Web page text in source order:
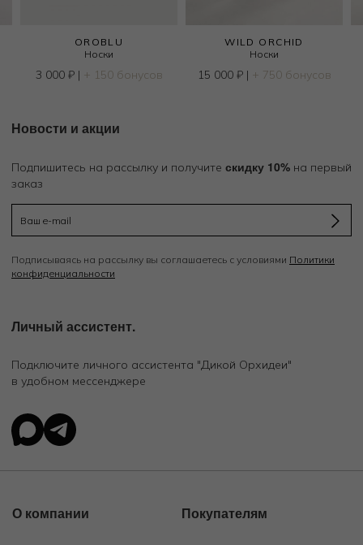
OROBLU
Носки
3 000 ₽| + 150 бонусов
WILD ORCHID
Носки
15 000 ₽| + 750 бонусов
Новости и акции
Подпишитесь на рассылку и получите скидку 10% на первый
заказ
Подписываясь на рассылку вы соглашаетесь с условиями Политики
конфиденциальности
Личный ассистент.
Подключите личного ассистента "Дикой Орхидеи"
в удобном мессенджере
О компании Покупателям